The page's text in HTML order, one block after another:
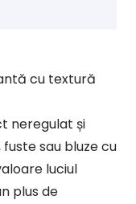
cu textură
neregulat și
sau bluze cu
luciul
plus de